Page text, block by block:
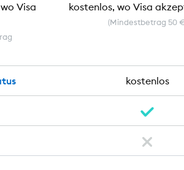
Visa
kostenlos, wo Visa
(Mindestbetrag 50
kostenlos